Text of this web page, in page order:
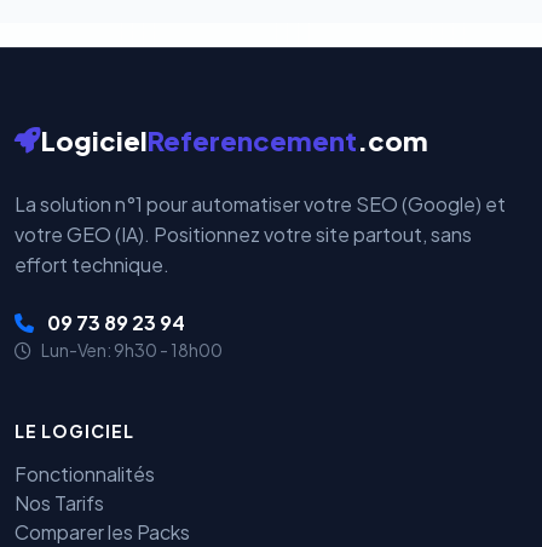
LogicielReferencement.com
La solution n°1 pour automatiser votre SEO (Google) et
votre GEO (IA). Positionnez votre site partout, sans
effort technique.
09 73 89 23 94
Lun-Ven: 9h30 - 18h00
LE LOGICIEL
Fonctionnalités
Nos Tarifs
Comparer les Packs